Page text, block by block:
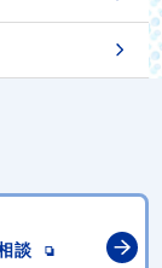
談